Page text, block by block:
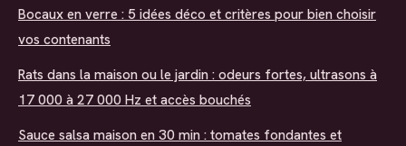
Bocaux en verre : 5 idées déco et critères pour bien choisir
vos contenants
Rats dans la maison ou le jardin : odeurs fortes, ultrasons à
17 000 à 27 000 Hz et accès bouchés
Sauce salsa maison en 30 min : tomates fondantes et